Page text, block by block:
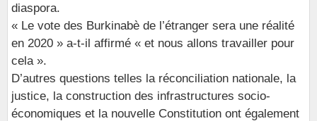
diaspora.
« Le vote des Burkinabè de l’étranger sera une réalité
en 2020 » a-t-il affirmé « et nous allons travailler pour
cela ».
D’autres questions telles la réconciliation nationale, la
justice, la construction des infrastructures socio-
économiques et la nouvelle Constitution ont également